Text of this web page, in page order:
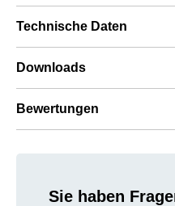
Technische Daten
Downloads
Bewertungen
Sie haben